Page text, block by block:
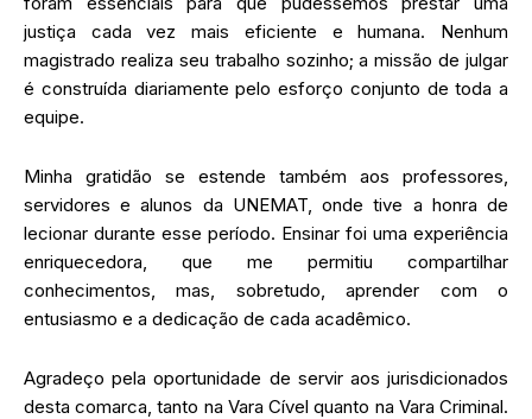
justiça cada vez mais eficiente e humana. Nenhum
magistrado realiza seu trabalho sozinho; a missão de julgar
é construída diariamente pelo esforço conjunto de toda a
equipe.
Minha gratidão se estende também aos professores,
servidores e alunos da UNEMAT, onde tive a honra de
lecionar durante esse período. Ensinar foi uma experiência
enriquecedora, que me permitiu compartilhar
conhecimentos, mas, sobretudo, aprender com o
entusiasmo e a dedicação de cada acadêmico.
Agradeço pela oportunidade de servir aos jurisdicionados
desta comarca, tanto na Vara Cível quanto na Vara Criminal.